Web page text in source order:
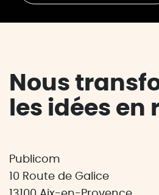
Nous
les idées en
Publicom
10 Route de Galice